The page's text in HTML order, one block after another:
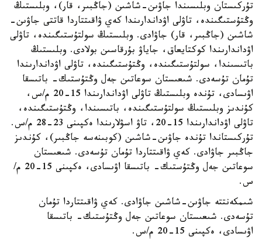
تۇركىستان وبلىسىندا جاۋىن-شاشىن (جاڭبىر، قار)، وبلىستىڭ
وڭتۇستىگىندە، تاۋلى اۋداندارىندا كەي ۋاقىتتاردا قاتتى جاۋىن-
شاشىن (جاڭبىر، قار) جاۋادى. وبلىستىڭ سولتۇستىگىندە، تاۋلى
اۋداندارىندا كوكتايعاق، جاياۋ بۇرقاسىن بولادى. وبلىستىڭ
باتىسىندا، سولتۇستىگىندە، وڭتۇستىگىندە، تاۋلى اۋداندارىندا
تۇمان تۇسەدى. شىعىستان سوعاتىن جەل وڭتۇستىك- باتىسقا
اۋىسادى، تۇندە وبلىستىڭ تاۋلى اۋداندارىندا 15-20 م/س،
كۇندىز وبلىستىڭ سولتۇستىگىندە، باتىسىندا، وڭتۇستىگىندە،
تاۋلى اۋداندارىندا 15-20، تاۋ اسۋلارىندا ەكپىنى 23-28 م/س.
تۇركىستاندا تۇندە جاۋىن-شاشىن (كوبىنەسە جاڭبىر)، كۇندىز
جاڭبىر جاۋادى. كەي ۋاقىتتاردا تۇمان تۇسەدى. شىعىستان
سوعاتىن جەل وڭتۇستىك- باتىسقا اۋىسادى، ەكپىنى 15-20 م/
س.
شىمكەنتتە جاۋىن-شاشىن جاۋادى. كەي ۋاقىتتاردا تۇمان
تۇسەدى. شىعىستان سوعاتىن جەل وڭتۇستىك- باتىسقا
اۋىسادى، ەكپىنى 15-20 م/س.